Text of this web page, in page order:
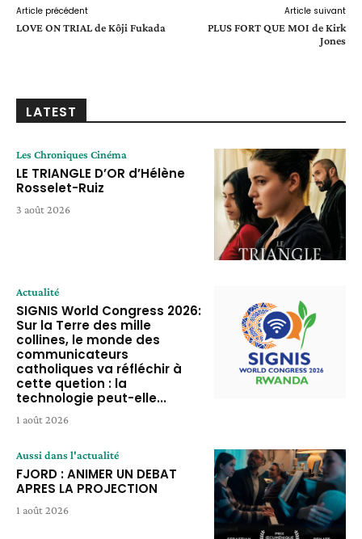
Article précédent
LOVE ON TRIAL de Kôji Fukada
Article suivant
PLUS FORT QUE MOI de Kirk
Jones
LATEST
Les Chroniques Cinéma
LE TRIANGLE D’OR d’Hélène
Rosselet-Ruiz
3 août 2026
Actualité
SIGNIS World Congress 2026:
Sur la Terre des mille
collines, le monde des
communicateurs
catholiques va réfléchir à
cette quetion : la
technologie peut-elle...
1 août 2026
Aussi dans l'actualité
FJORD : ANIMER UN DEBAT
APRES LA PROJECTION
1 août 2026